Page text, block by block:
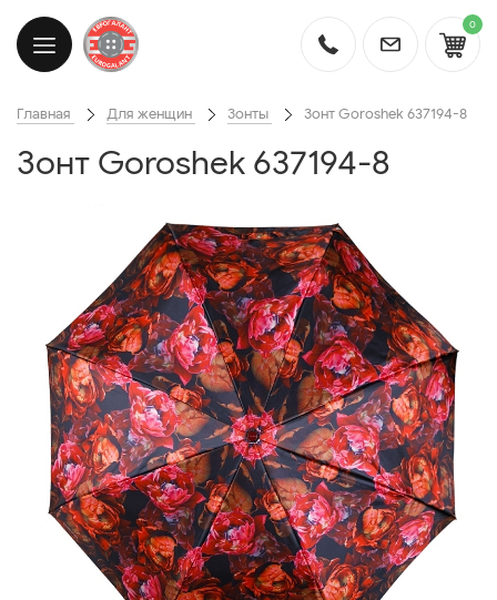
0
Главная Для женщин Зонты Зонт Goroshek 637194-8
Зонт Goroshek 637194-8